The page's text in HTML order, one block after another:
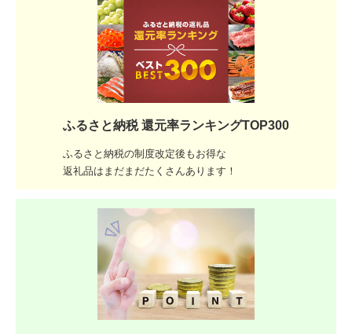
ふるさと納税 還元率ランキングTOP300
ふるさと納税の制度改定後もお得な
返礼品はまだまだたくさんあります！